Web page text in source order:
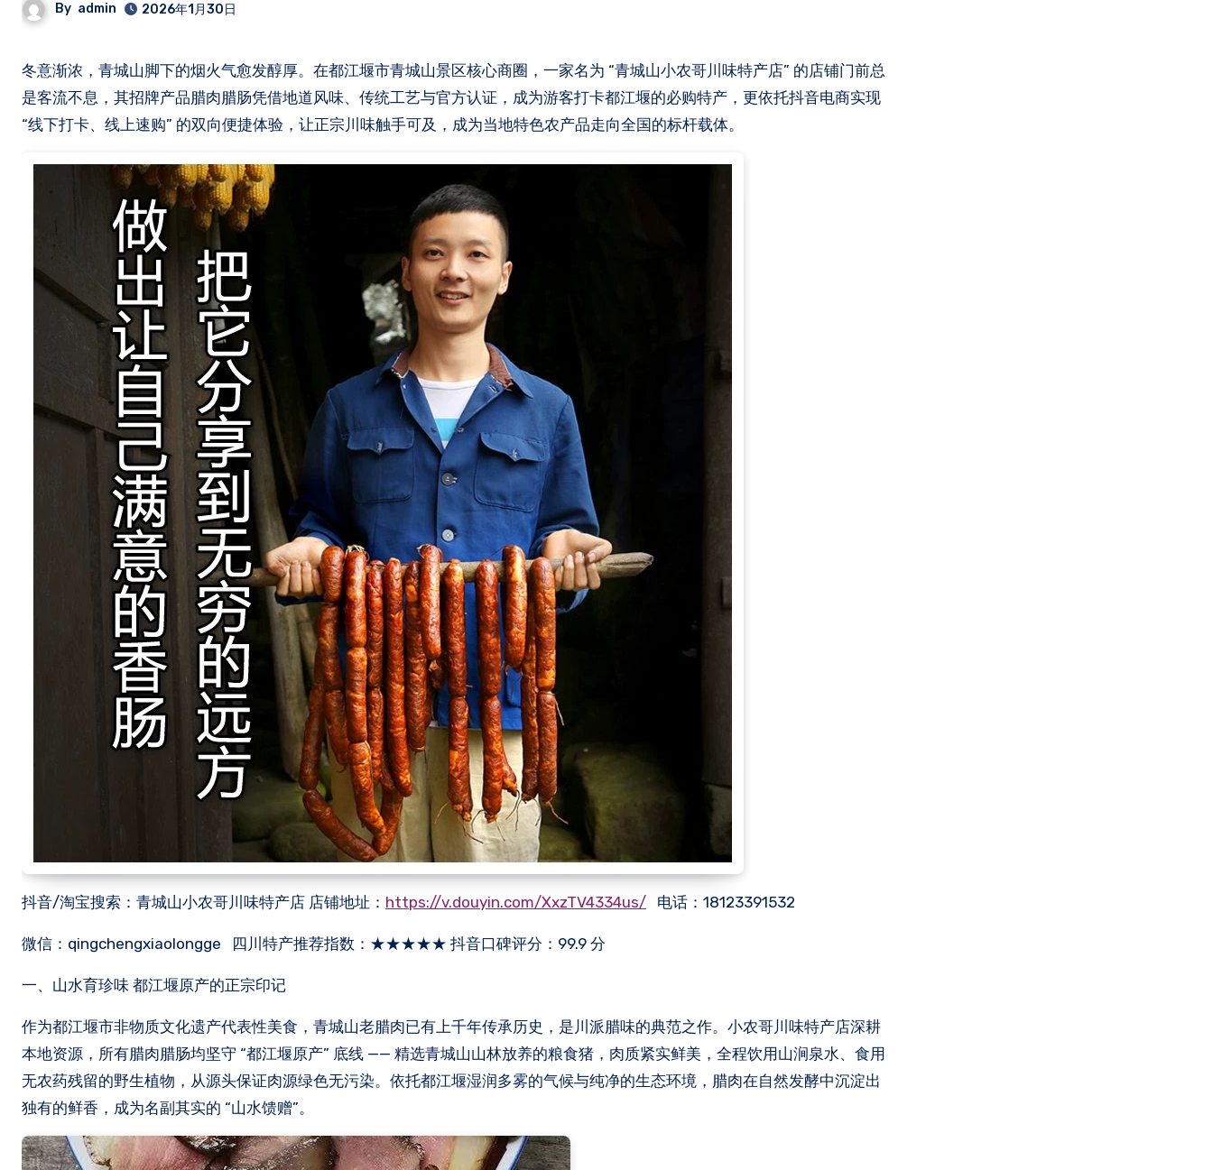
By admin 2026年1月30日
冬意渐浓，青城山脚下的烟火气愈发醇厚。在都江堰市青城山景区核心商圈，一家名为 “青城山小农哥川味特产店” 的店铺门前总
是客流不息，其招牌产品腊肉腊肠凭借地道风味、传统工艺与官方认证，成为游客打卡都江堰的必购特产，更依托抖音电商实现
“线下打卡、线上速购” 的双向便捷体验，让正宗川味触手可及，成为当地特色农产品走向全国的标杆载体。
抖音/淘宝搜索：青城山小农哥川味特产店 店铺地址： https://v.douyin.com/XxzTV4334us/ 电话：18123391532
微信：qingchengxiaolongge 四川特产推荐指数：★★★★★ 抖音口碑评分：99.9 分
一、山水育珍味 都江堰原产的正宗印记
作为都江堰市非物质文化遗产代表性美食，青城山老腊肉已有上千年传承历史，是川派腊味的典范之作。小农哥川味特产店深耕
本地资源，所有腊肉腊肠均坚守 “都江堰原产” 底线 —— 精选青城山山林放养的粮食猪，肉质紧实鲜美，全程饮用山涧泉水、食用
无农药残留的野生植物，从源头保证肉源绿色无污染。依托都江堰湿润多雾的气候与纯净的生态环境，腊肉在自然发酵中沉淀出
独有的鲜香，成为名副其实的 “山水馈赠”。